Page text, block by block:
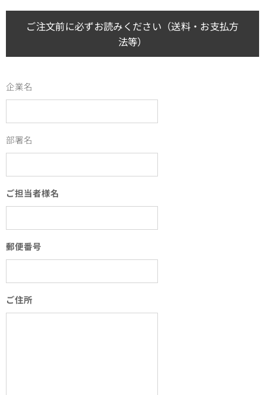
ご注文前に必ずお読みください（送料・お支払方
法等）
企業名
部署名
ご担当者様名
郵便番号
ご住所